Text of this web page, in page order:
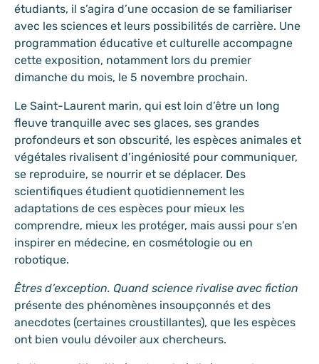
étudiants, il s’agira d’une occasion de se familiariser
avec les sciences et leurs possibilités de carrière. Une
programmation éducative et culturelle accompagne
cette exposition, notamment lors du premier
dimanche du mois, le 5 novembre prochain.
Le Saint-Laurent marin, qui est loin d’être un long
fleuve tranquille avec ses glaces, ses grandes
profondeurs et son obscurité, les espèces animales et
végétales rivalisent d’ingéniosité pour communiquer,
se reproduire, se nourrir et se déplacer. Des
scientifiques étudient quotidiennement les
adaptations de ces espèces pour mieux les
comprendre, mieux les protéger, mais aussi pour s’en
inspirer en médecine, en cosmétologie ou en
robotique.
Êtres d’exception. Quand science rivalise avec fiction
présente des phénomènes insoupçonnés et des
anecdotes (certaines croustillantes), que les espèces
ont bien voulu dévoiler aux chercheurs.